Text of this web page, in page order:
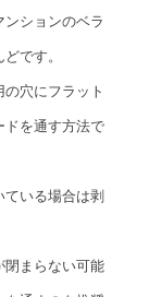
ションのベラ
です。
穴にフラット
ドを通す方法で
いる場合は剥
閉まらない可能